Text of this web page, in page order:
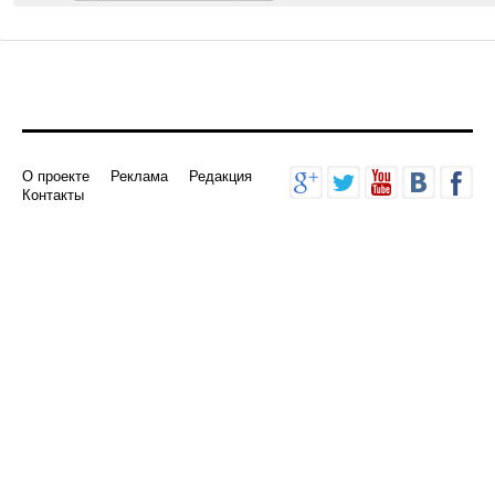
О проекте Реклама
Редакция
Контакты